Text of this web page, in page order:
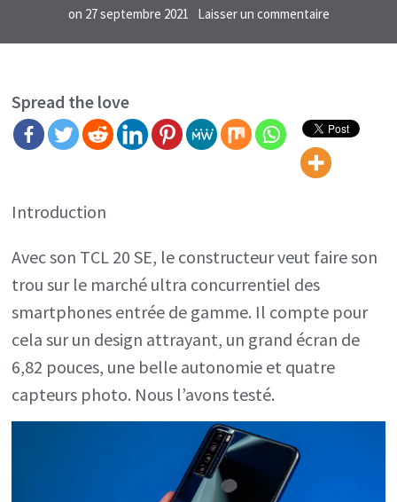
on 27 septembre 2021 Laisser un commentairesur
Test
20
SE
endurant
Spread the love
Introduction
Avec son TCL 20 SE, le constructeur veut faire son
trou sur le marché ultra concurrentiel des
smartphones entrée de gamme. Il compte pour
cela sur un design attrayant, un grand écran de
6,82 pouces, une belle autonomie et quatre
capteurs photo. Nous l’avons testé.